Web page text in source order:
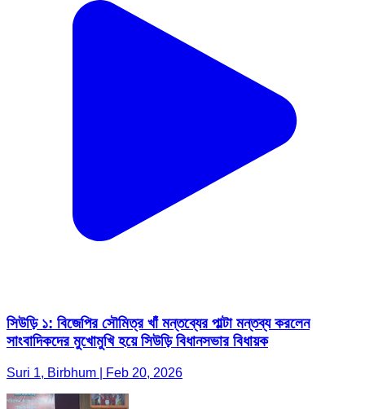
সিউড়ি ১: বিজেপির সৌমিত্র খাঁ মন্তব্যের পাল্টা মন্তব্য করলেন
সাংবাদিকদের মুখোমুখি হয়ে সিউড়ি বিধানসভার বিধায়ক
Suri 1, Birbhum | Feb 20, 2026